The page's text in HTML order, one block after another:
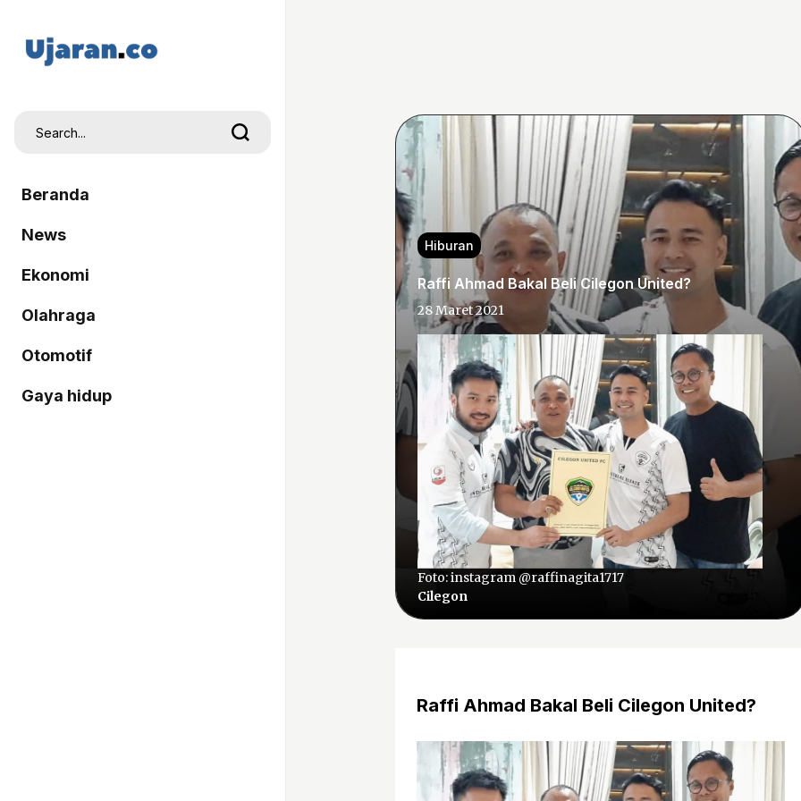
Beranda
News
Ekonomi
Olahraga
Otomotif
Gaya hidup
Hiburan
Raffi Ahmad Bakal Beli Cilegon United?
28 Maret 2021
Foto: instagram @raffinagita1717
Cilegon
Raffi Ahmad Bakal Beli Cilegon United?